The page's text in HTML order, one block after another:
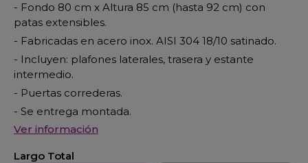
- Fondo 80 cm x Altura 85 cm (hasta 92 cm) con
patas extensibles.
- Fabricadas en acero inox. AISI 304 18/10 satinado.
- Incluyen: plafones laterales, trasera y estante
intermedio.
- Puertas correderas.
- Se entrega montada.
Ver información
Largo Total